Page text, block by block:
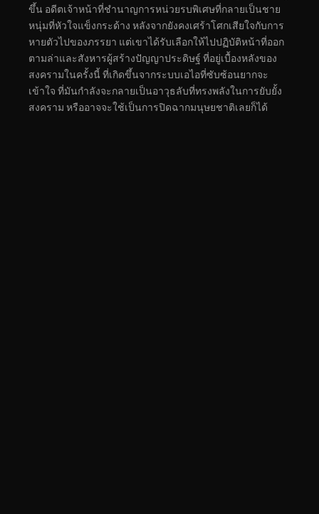
ขึ้น อดีตเจ้าหน้าที่ชำนาญการหน่วยรบพิเศษที่กลายเป็นชาย
หนุ่มที่หัวใจแข็งกระด้าง หลังจากยังคงเศร้าโศกเสียใจกับการ
หายตัวไปของภรรยา แต่เขาได้รับเลือกให้ไปปฏิบัติหน้าที่ออก
ตามล่าและสังหารผู้สร้างปัญญาประดิษฐ์ ที่อยู่เบื้องหลังของ
สงครามในครั้งนี้ ที่เกิดขึ้นจากระบบเอไอที่ซับซ้อนยากจะ
เข้าใจ ที่มันกำลังจะกลายเป็นอาวุธลับที่ทรงพลังในการยับยั้ง
สงคราม หรืออาจจะใช้เป็นการปิดฉากมนุษยชาติเลยก็ได้